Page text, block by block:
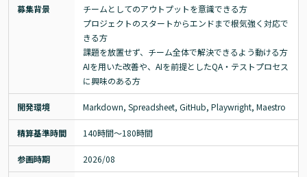
募集背景
チームとしてのアウトプットを意識できる方
プロジェクトのスタートからエンドまで根気強く対応で
きる方
課題を放置せず、チーム全体で解決できるよう動ける方
AIを用いた改善や、AIを前提としたQA・テストプロセス
に興味のある方
開発環境 Markdown, Spreadsheet, GitHub, Playwright, Maestro
精算基準時間 140時間〜180時間
参画時期 2026/08